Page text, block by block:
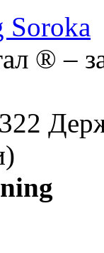
Soroka
® –